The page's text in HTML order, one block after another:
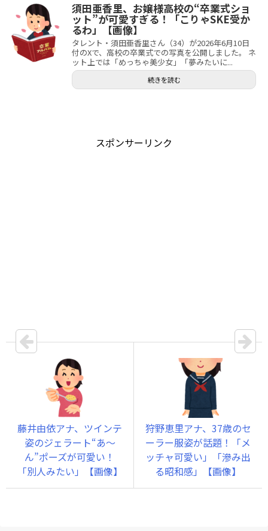
須田亜香里、お嬢様高校の“卒業式ショ
ット”が可愛すぎる！「こりゃSKE受か
るわ」【画像】
タレント・須田亜香里さん（34）が2026年6月10日
付のXで、高校の卒業式での写真を公開しました。 ネ
ット上では「めっちゃ美少女」「夢みたいに...
続きを読む
スポンサーリンク
藤井由依アナ、ツインテ
姿のジェラート“あ～
ん”ポーズが可愛い！
「別人みたい」【画像】
狩野恵里アナ、37歳のセ
ーラー服姿が話題！「メ
ッチャ可愛い」「滲み出
る昭和感」【画像】